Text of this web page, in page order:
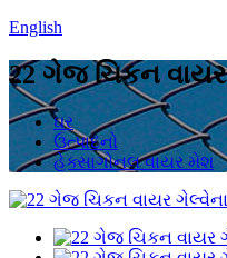
English
22 ગેજ ચિકન
ઘર
ઉત્પાદનો
હેક્સાગોનલ વાયર મેશ